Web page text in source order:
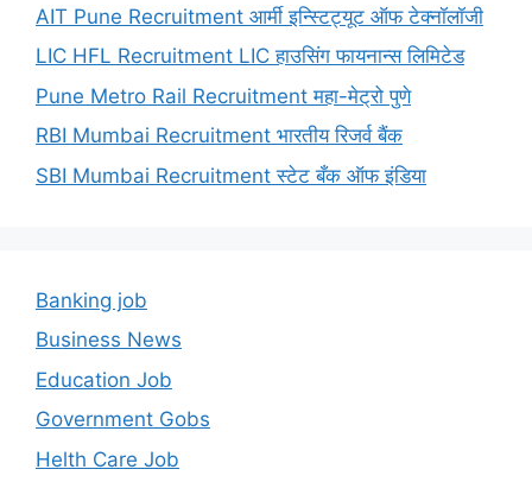
AIT Pune Recruitment आर्मी इन्स्टिट्यूट ऑफ टेक्नॉलॉजी
LIC HFL Recruitment LIC हाउसिंग फायनान्स लिमिटेड
Pune Metro Rail Recruitment महा-मेट्रो पुणे
RBI Mumbai Recruitment भारतीय रिजर्व बैंक
SBI Mumbai Recruitment स्टेट बँक ऑफ इंडिया
Banking job
Business News
Education Job
Government Gobs
Helth Care Job